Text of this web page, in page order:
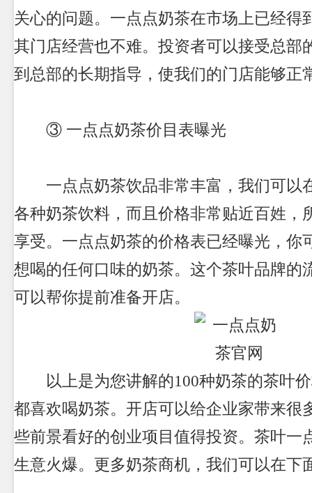
关心的问题。一点点奶茶在市场上已经得
其门店经营也不难。投资者可以接受总部
到总部的长期指导，使我们的门店能够正
③ 一点点奶茶价目表曝光
一点点奶茶饮品非常丰富，我们可以
各种奶茶饮料，而且价格非常贴近百姓，
享受。一点点奶茶的价格表已经曝光，你
想喝的任何口味的奶茶。这个茶叶品牌的
可以帮你提前准备开店。
以上是为您讲解的100种奶茶的茶叶价
都喜欢喝奶茶。开店可以给企业家带来很
些前景看好的创业项目值得投资。茶叶一
生意火爆。更多奶茶商机，我们可以在下